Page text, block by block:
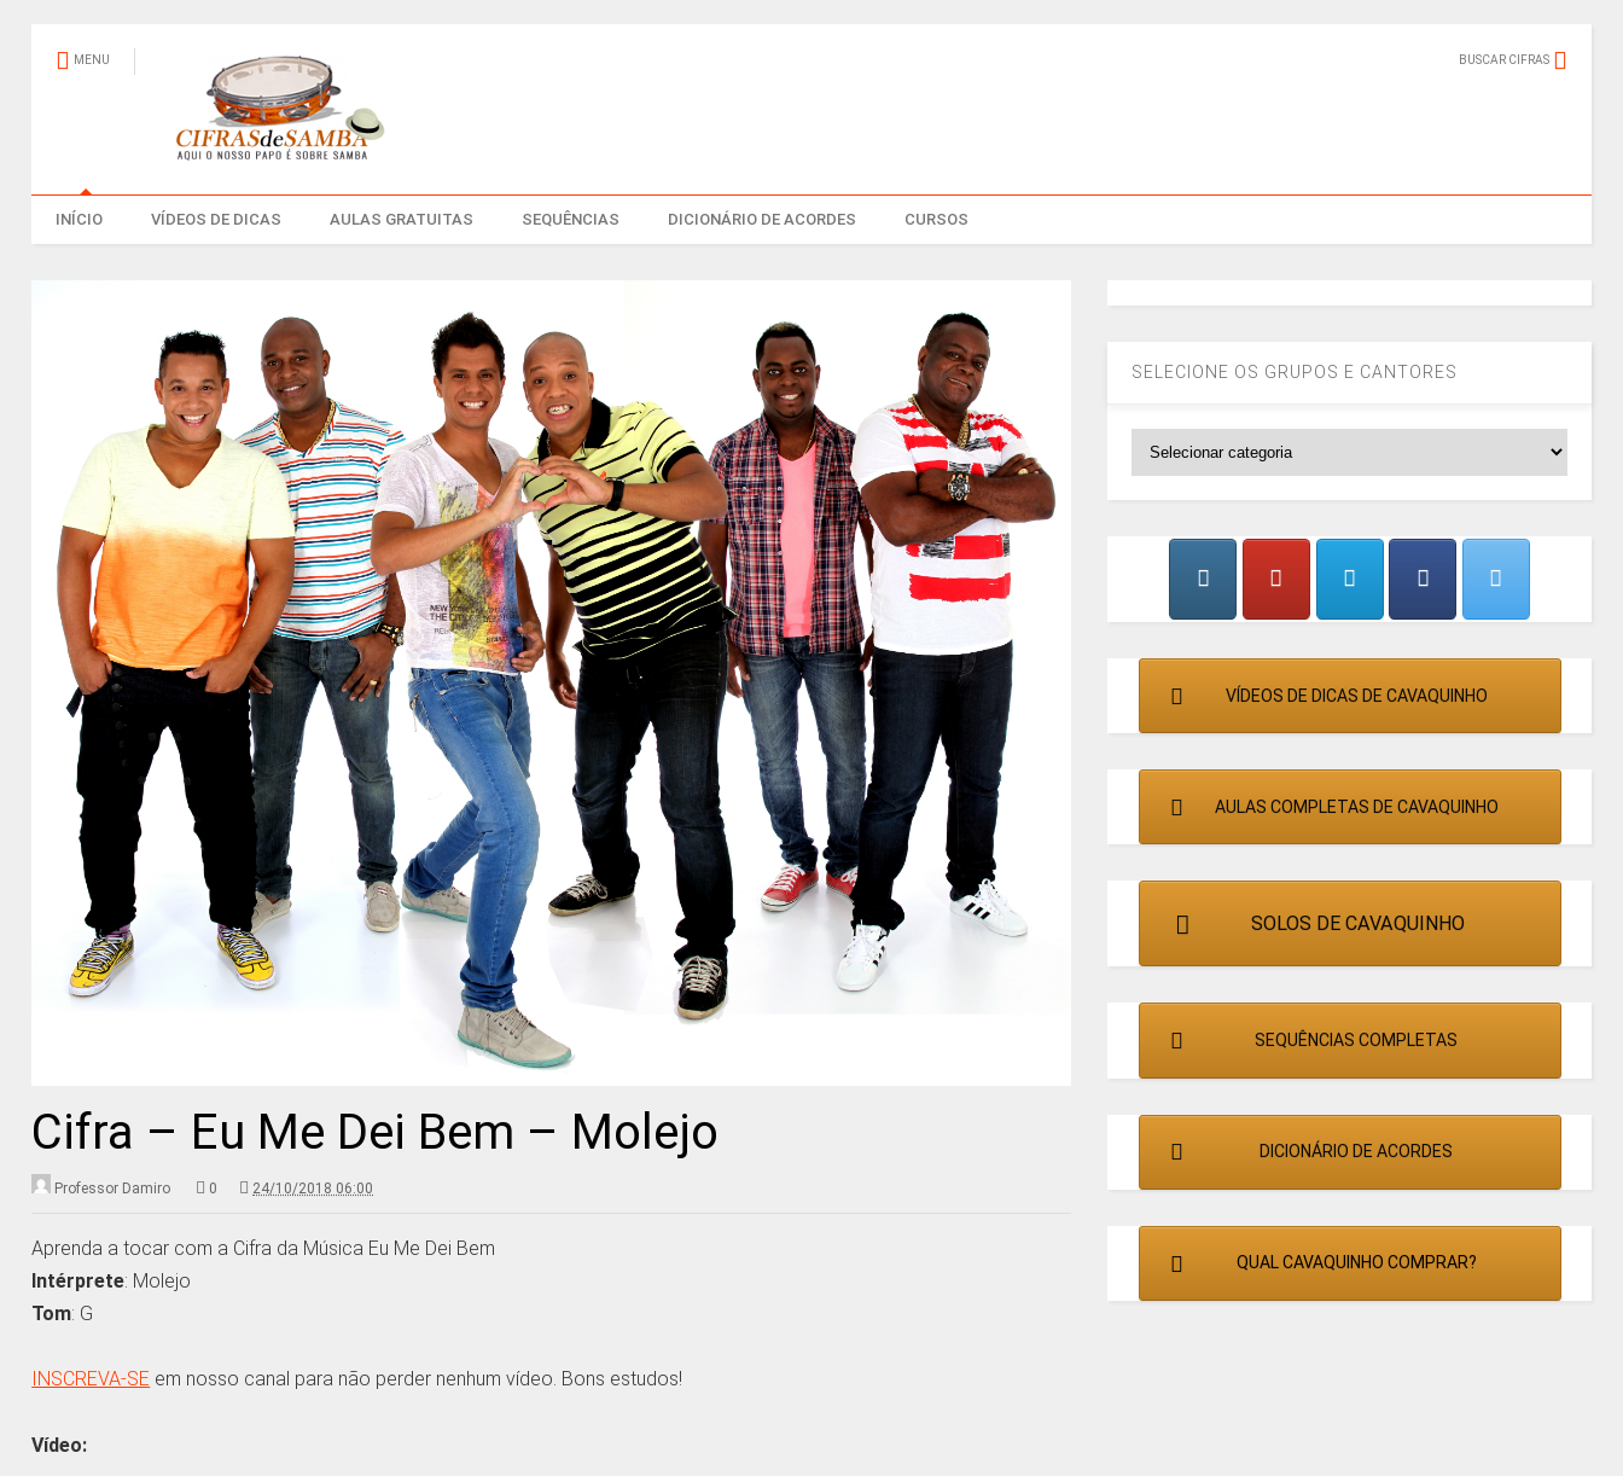
MENU BUSCAR CIFRAS
INÍCIO VÍDEOS DE DICAS AULAS GRATUITAS SEQUÊNCIAS DICIONÁRIO DE ACORDES CURSOS
Cifra – Eu Me Dei Bem – Molejo
Professor Damiro 0 24/10/2018 06:00
Aprenda a tocar com a Cifra da Música Eu Me Dei Bem
Intérprete: Molejo
Tom: G
INSCREVA-SE em nosso canal para não perder nenhum vídeo. Bons estudos!
Vídeo:
SELECIONE OS GRUPOS E CANTORES
CANTORES
VÍDEOS DE DICAS DE CAVAQUINHO
AULAS COMPLETAS DE CAVAQUINHO
SOLOS DE CAVAQUINHO
SEQUÊNCIAS COMPLETAS
DICIONÁRIO DE ACORDES
QUAL CAVAQUINHO COMPRAR?